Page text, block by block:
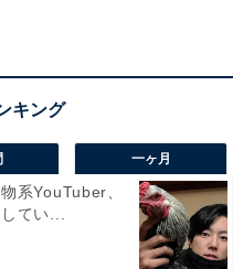
一ヶ月
系YouTuber、
てい...